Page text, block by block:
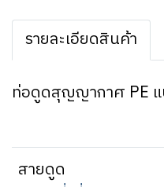
รายละเอียดสินค้า
ท่อดูดสุญญากาศ PE
สายดูด